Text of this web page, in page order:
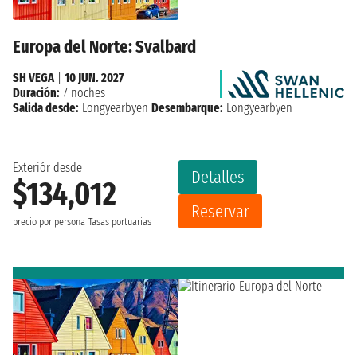
Europa del Norte: Svalbard
Exteriór desde
$134,012
precio por persona Tasas portuarias
Detalles
Reservar
SH VEGA
10 JUN. 2027
Duración: 7 noches
Salida desde: Longyearbyen Desembarque: Longyearbyen